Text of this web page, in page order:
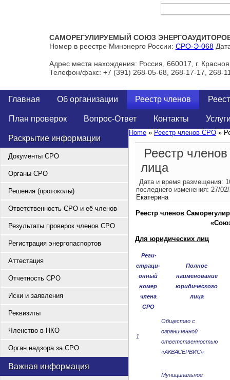
САМОРЕГУЛИРУЕМЫЙ СОЮЗ
Номер в реестре Минэнерго России: СРО-Э-068
Адрес места нахождения: Россия, 660017, г.
Телефон/факс: +7 (391) 268-05-68, 268-17-17, 268-
Главная Об организации Реестр членов
План проверок Вопрос-Ответ Контакты
Раскрытие информации
Документы СРО
Органы СРО
Решения (протоколы)
Ответственность СРО и её членов
Результаты проверок членов СРО
Регистрация энергопаспортов
Аттестация
Отчетность СРО
Иски и заявления
Реквизиты
Членство в НКО
Орган надзора за СРО
Важная информация
Home » Реестр членов СРО »
Реестр
лица
Дата и время размещения:
последнего изменения: 27/
Екатерина
Реестр членов
Для юридических лиц
Реги-
страци-
онный
номер
члена
СРО
Полное
наименование
юридического
лица
1
Общество с
ограниченной
ответственностью
«АКВАСЕРВИС»
Муниципальное